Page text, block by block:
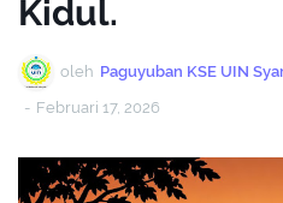
Kidul.
oleh Paguyuban KSE UIN
- Februari 17, 2026